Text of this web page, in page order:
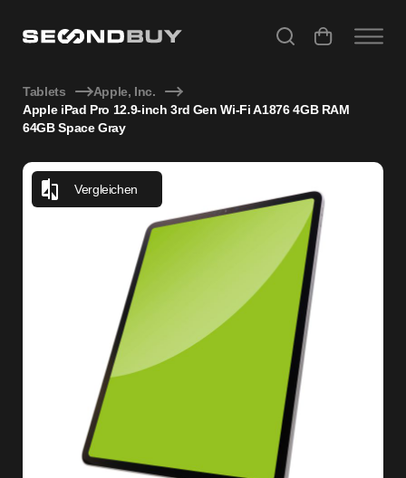
Tablets
Apple, Inc.
Apple iPad Pro 12.9-inch 3rd Gen Wi-Fi A1876 4GB RAM
64GB Space Gray
Vergleichen